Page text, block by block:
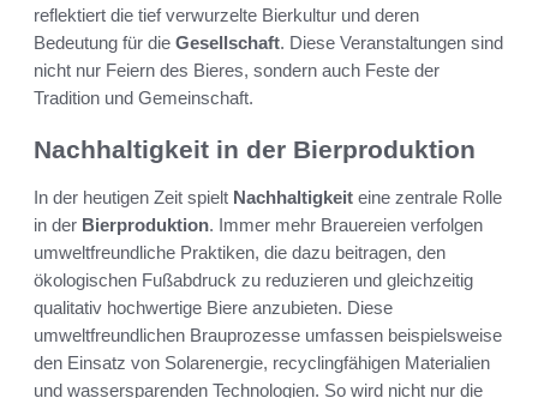
reflektiert die tief verwurzelte Bierkultur und deren
Bedeutung für die Gesellschaft. Diese Veranstaltungen sind
nicht nur Feiern des Bieres, sondern auch Feste der
Tradition und Gemeinschaft.
Nachhaltigkeit in der Bierproduktion
In der heutigen Zeit spielt Nachhaltigkeit eine zentrale Rolle
in der Bierproduktion. Immer mehr Brauereien verfolgen
umweltfreundliche Praktiken, die dazu beitragen, den
ökologischen Fußabdruck zu reduzieren und gleichzeitig
qualitativ hochwertige Biere anzubieten. Diese
umweltfreundlichen Brauprozesse umfassen beispielsweise
den Einsatz von Solarenergie, recyclingfähigen Materialien
und wassersparenden Technologien. So wird nicht nur die